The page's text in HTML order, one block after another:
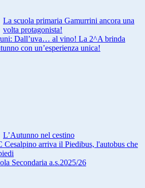
La scuola primaria Gamurrini ancora una
volta protagonista!
Dall’uva… al vino! La 2^A brinda
con un’esperienza unica!
L’Autunno nel cestino
Cesalpino arriva il Piedibus, l'autobus che
Secondaria a.s.2025/26